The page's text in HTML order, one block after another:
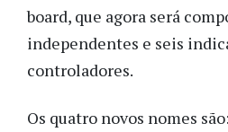
board, que agora será
independentes e seis
controladores.
Os quatro novos nomes